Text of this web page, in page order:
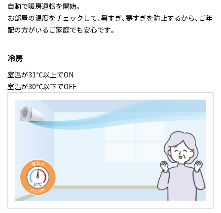
自動で暖房運転を開始。
お部屋の温度をチェックして、暑すぎ、寒すぎを防止するから、ご年
配の方がいるご家庭でも安心です。
冷房
室温が31℃以上でON
室温が30℃以下でOFF